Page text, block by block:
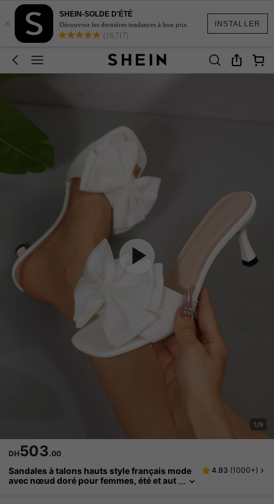
INSTALLER
×
SHEIN-SOLDE D'ÉTÉ
Découvrez les dernières tendances à bon prix.
(18,717)
1/9
DH503.00
Sandales à talons hauts style français mode
avec nœud doré pour femmes, été et aut
4.93 (1000+)